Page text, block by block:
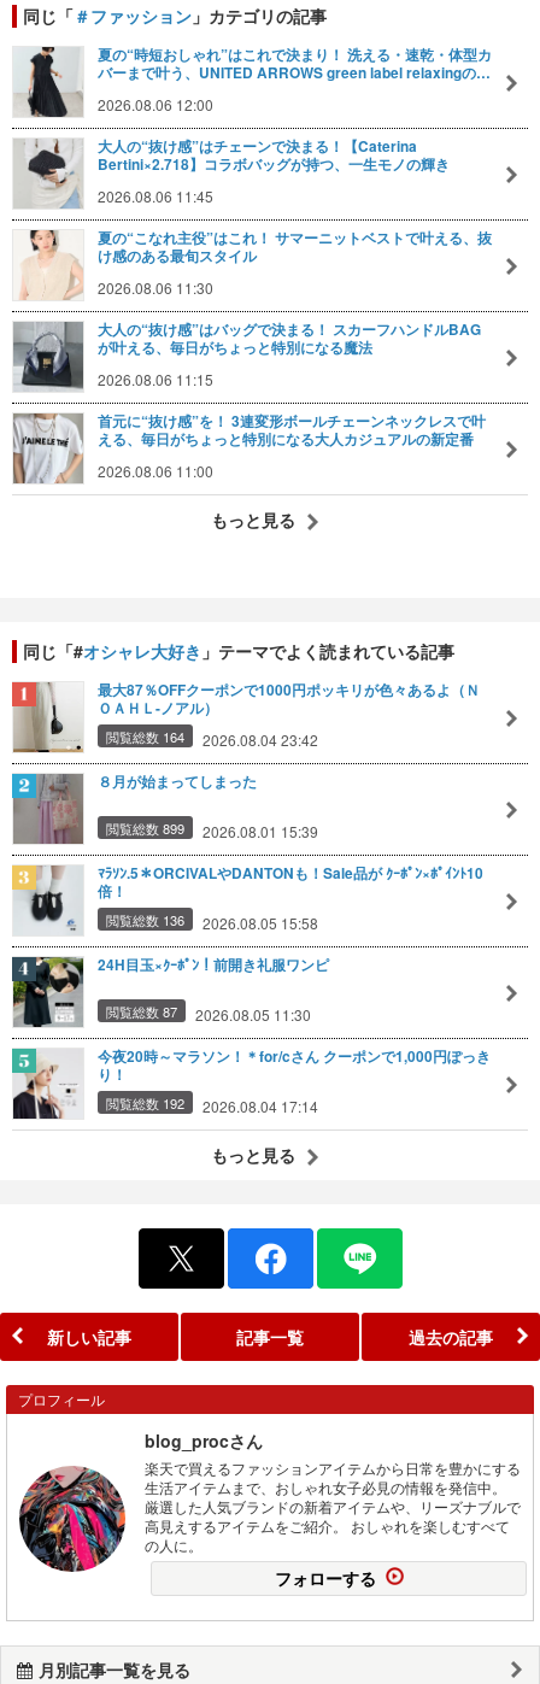
同じ「＃ファッション 」カテゴリの記事
夏の“時短おしゃれ”はこれで決まり！ 洗える・速乾・体型カ
バーまで叶う、UNITED ARROWS green label relaxingの…
2026.08.06 12:00
大人の“抜け感”はチェーンで決まる！【Caterina
Bertini×2.718】コラボバッグが持つ、一生モノの輝き
2026.08.06 11:45
夏の“こなれ主役”はこれ！ サマーニットベストで叶える、抜
け感のある最旬スタイル
2026.08.06 11:30
大人の“抜け感”はバッグで決まる！ スカーフハンドルBAG
が叶える、毎日がちょっと特別になる魔法
2026.08.06 11:15
首元に“抜け感”を！ 3連変形ボールチェーンネックレスで叶
える、毎日がちょっと特別になる大人カジュアルの新定番
2026.08.06 11:00
もっと見る
同じ「#オシャレ大好き 」テーマでよく読まれている記事
最大87％OFFクーポンで1000円ポッキリが色々あるよ（Ｎ
ＯＡＨＬ-ノアル）
閲覧総数 164 2026.08.04 23:42
８月が始まってしまった
閲覧総数 899 2026.08.01 15:39
ﾏﾗｿﾝ.5＊ORCIVALやDANTONも！Sale品が ｸｰﾎﾟﾝ×ﾎﾟｲﾝﾄ10
倍！
閲覧総数 136 2026.08.05 15:58
24H目玉×ｸｰﾎﾟﾝ！前開き礼服ワンピ
閲覧総数 87 2026.08.05 11:30
今夜20時～マラソン！＊for/cさん クーポンで1,000円ぽっき
り！
閲覧総数 192 2026.08.04 17:14
もっと見る
新しい記事 記事一覧 過去の記事
プロフィール
blog_procさん
楽天で買えるファッションアイテムから日常を豊かにする
生活アイテムまで、おしゃれ女子必見の情報を発信中。
厳選した人気ブランドの新着アイテムや、リーズナブルで
高見えするアイテムをご紹介。 おしゃれを楽しむすべて
の人に。
フォローする
月別記事一覧を見る